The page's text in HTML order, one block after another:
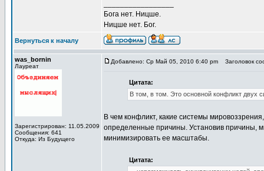
Бога нет. Ницше.
Ницше нет. Бог.
Вернуться к началу
was_bornin
Лауреат
Зарегистрирован: 11.05.2009
Сообщения: 641
Откуда: Из Будущего
Добавлено: Ср Май 05, 2010 6:40 pm Заголовок
Цитата:
В том, в том. Это основной конфликт двух
В чем конфликт, какие системы
определенные причины. Установив причины,
минимизировать ее масштабы.
Цитата: